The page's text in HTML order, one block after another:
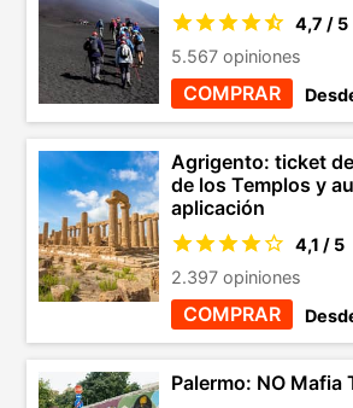
4,7 / 5
5.567 opiniones
COMPRAR
Agrigento: ticket
de los Templos y
aplicación
4,1 / 5
2.397 opiniones
COMPRAR
Palermo: NO Mafia